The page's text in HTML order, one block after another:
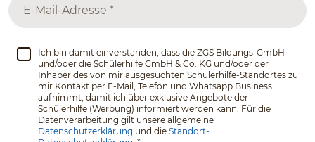
Ich bin damit einverstanden, dass die ZGS Bildungs-GmbH
und/oder die Schülerhilfe GmbH & Co. KG und/oder der
Inhaber des von mir ausgesuchten Schülerhilfe-Standortes zu
mir Kontakt per E-Mail, Telefon und Whatsapp Business
aufnimmt, damit ich über exklusive Angebote der
Schülerhilfe (Werbung) informiert werden kann. Für die
Datenverarbeitung gilt unsere allgemeine
Datenschutzerklärung und die Standort-